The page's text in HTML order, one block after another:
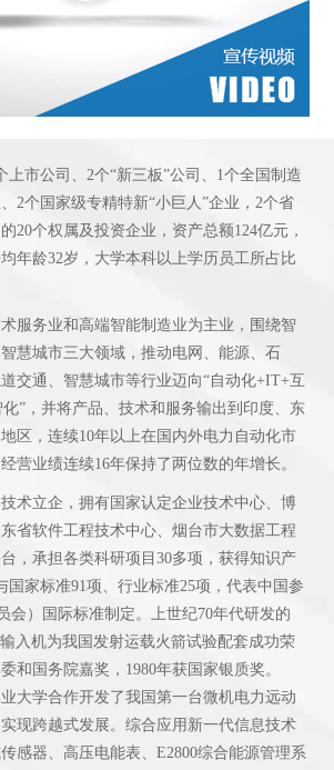
上市公司、2个“新三板”公司、1个全国制造
2个国家级专精特新“小巨人”企业，2个省
20个权属及投资企业，资产总额124亿元，
年龄32岁，大学本科以上学历员工所占比
服务业和高端智能制造业为主业，围绕智
慧城市三大领域，推动电网、能源、石
交通、智慧城市等行业迈向“自动化+IT+互
”，并将产品、技术和服务输出到印度、东
区，连续10年以上在国内外电力自动化市
营业绩连续16年保持了两位数的年增长。
术立企，拥有国家认定企业技术中心、博
省软件工程技术中心、烟台市大数据工程
，承担各类科研项目30多项，获得知识产
国家标准91项、行业标准25项，代表中国参
会）国际标准制定。上世纪70年代研发的
入机为我国发射运载火箭试验配套成功荣
和国务院嘉奖，1980年获国家银质奖。
大学合作开发了我国第一台微机电力远动
现跨越式发展。综合应用新一代信息技术
感器、高压电能表、E2800综合能源管理系